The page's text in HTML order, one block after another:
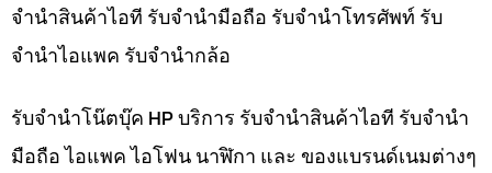
จำนำสินค้าไอที รับจำนำมือถือ รับจำนำโทรศัพท์ รับ
จำนำไอแพค รับจำนำกล้อ
รับจำนำโน๊ตบุ๊ค HP บริการ รับจำนำสินค้าไอที รับจำนำ
มือถือ ไอแพค ไอโฟน นาฬิกา และ ของแบรนด์เนมต่างๆ